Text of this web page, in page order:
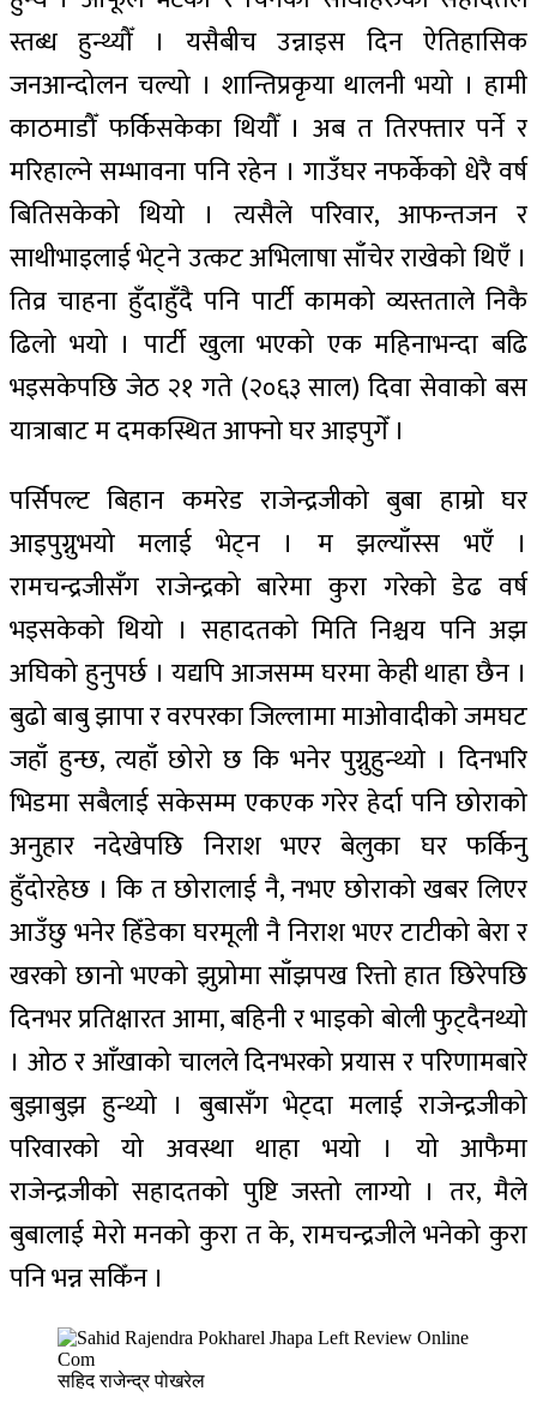
स्तब्ध हुन्थ्यौँ । यसैबीच उन्नाइस दिन ऐतिहासिक
जनआन्दोलन चल्यो । शान्तिप्रकृया थालनी भयो । हामी
काठमाडौँ फर्किसकेका थियौँ । अब त तिरफ्तार पर्ने र
मरिहाल्ने सम्भावना पनि रहेन । गाउँघर नफर्केको धेरै वर्ष
बितिसकेको थियो । त्यसैले परिवार, आफन्तजन र
साथीभाइलाई भेट्ने उत्कट अभिलाषा साँचेर राखेको थिएँ ।
तिव्र चाहना हुँदाहुँदै पनि पार्टी कामको व्यस्तताले निकै
ढिलो भयो । पार्टी खुला भएको एक महिनाभन्दा बढि
भइसकेपछि जेठ २१ गते (२०६३ साल) दिवा सेवाको बस
यात्राबाट म दमकस्थित आफ्नो घर आइपुगेँ ।
पर्सिपल्ट बिहान कमरेड राजेन्द्रजीको बुबा हाम्रो घर
आइपुग्नुभयो मलाई भेट्न । म झल्याँस्स भएँ ।
रामचन्द्रजीसँग राजेन्द्रको बारेमा कुरा गरेको डेढ वर्ष
भइसकेको थियो । सहादतको मिति निश्चय पनि अझ
अघिको हुनुपर्छ । यद्यपि आजसम्म घरमा केही थाहा छैन ।
बुढो बाबु झापा र वरपरका जिल्लामा माओवादीको जमघट
जहाँ हुन्छ, त्यहाँ छोरो छ कि भनेर पुग्नुहुन्थ्यो । दिनभरि
भिडमा सबैलाई सकेसम्म एकएक गरेर हेर्दा पनि छोराको
अनुहार नदेखेपछि निराश भएर बेलुका घर फर्किनु
हुँदोरहेछ । कि त छोरालाई नै, नभए छोराको खबर लिएर
आउँछु भनेर हिँडेका घरमूली नै निराश भएर टाटीको बेरा र
खरको छानो भएको झुप्रोमा साँझपख रित्तो हात छिरेपछि
दिनभर प्रतिक्षारत आमा, बहिनी र भाइको बोली फुट्दैनथ्यो
। ओठ र आँखाको चालले दिनभरको प्रयास र परिणामबारे
बुझाबुझ हुन्थ्यो । बुबासँग भेट्दा मलाई राजेन्द्रजीको
परिवारको यो अवस्था थाहा भयो । यो आफैमा
राजेन्द्रजीको सहादतको पुष्टि जस्तो लाग्यो । तर, मैले
बुबालाई मेरो मनको कुरा त के, रामचन्द्रजीले भनेको कुरा
पनि भन्न सकिँन ।
सहिद राजेन्द्र पोखरेल